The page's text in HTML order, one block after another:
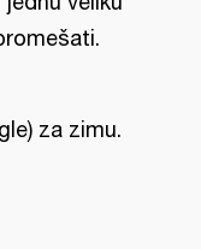
za zimu.